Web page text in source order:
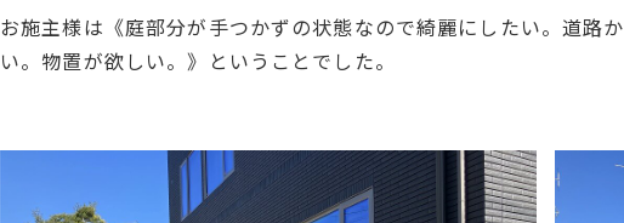
お施主様は《庭部分が手つかずの状態なので綺麗にしたい。道路
い。物置が欲しい。》ということでした。